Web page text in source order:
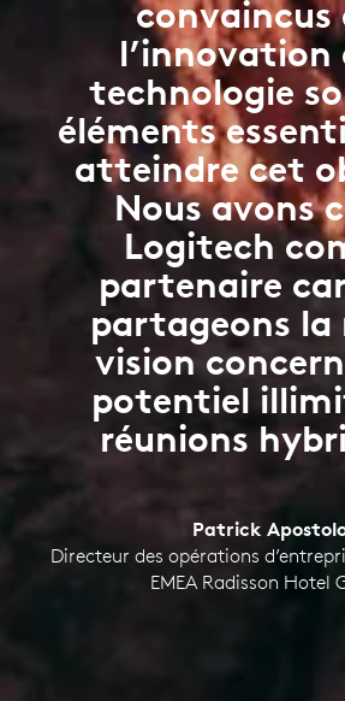
convaincus
l’innovation
technologie
éléments
atteindre cet
Nous avons
Logitech
partenaire
partageons la
vision
potentiel
réunions
Patrick
Directeur des opérations
EMEA Radisson Hotel